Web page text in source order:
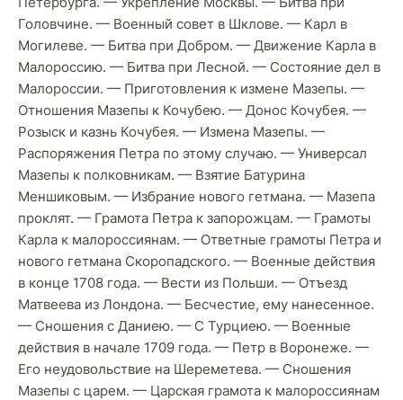
Головчине. — Военный совет в Шклове. — Карл в
Могилеве. — Битва при Добром. — Движение Карла в
Малороссию. — Битва при Лесной. — Состояние дел в
Малороссии. — Приготовления к измене Мазепы. —
Отношения Мазепы к Кочубею. — Донос Кочубея. —
Розыск и казнь Кочубея. — Измена Мазепы. —
Распоряжения Петра по этому случаю. — Универсал
Мазепы к полковникам. — Взятие Батурина
Меншиковым. — Избрание нового гетмана. — Мазепа
проклят. — Грамота Петра к запорожцам. — Грамоты
Карла к малороссиянам. — Ответные грамоты Петра и
нового гетмана Скоропадского. — Военные действия
в конце 1708 года. — Вести из Польши. — Отъезд
Матвеева из Лондона. — Бесчестие, ему нанесенное.
— Сношения с Даниею. — С Typциею. — Военные
действия в начале 1709 года. — Петр в Воронеже. —
Его неудовольствие на Шереметева. — Сношения
Мазепы с царем. — Царская грамота к малороссиянам